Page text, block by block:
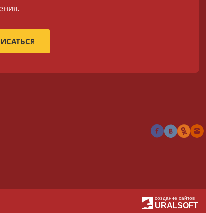
создание сайтов
URALSOFT